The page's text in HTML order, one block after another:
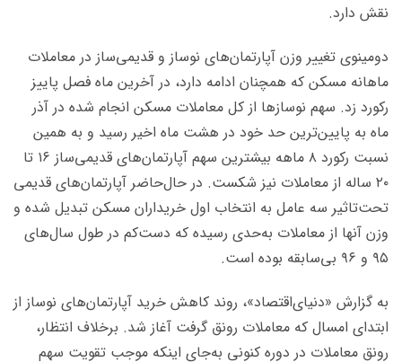
نقش دارد.
دومینوی تغییر وزن آپارتمان‌های نوساز و قدیمی‌ساز در معاملات
ماهانه مسکن که همچنان ادامه دارد، در آخرین ماه فصل پاییز
رکورد زد. سهم نوسازها از کل معاملات مسکن انجام شده در آذر
ماه به پایین‌ترین حد خود در هشت ماه اخیر رسید و به همین
نسبت رکورد ۸ ماهه بیشترین سهم آپارتمان‌های قدیمی‌ساز ۱۶ تا
۲۰ ساله از معاملات نیز شکست. در حال‌حاضر آپارتمان‌های قدیمی
تحت‌تاثیر سه عامل به انتخاب اول خریداران مسکن تبدیل شده و
وزن آنها از معاملات به‌حدی رسیده که دست‌کم در طول سال‌های
۹۵ و ۹۶ بی‌سابقه بوده است.
به گزارش «دنیای‌اقتصاد»، روند کاهش خرید آپارتمان‌های نوساز از
ابتدای امسال که معاملات رونق گرفت آغاز شد. برخلاف انتظار،
رونق معاملات در دوره کنونی به‌جای اینکه موجب تقویت سهم